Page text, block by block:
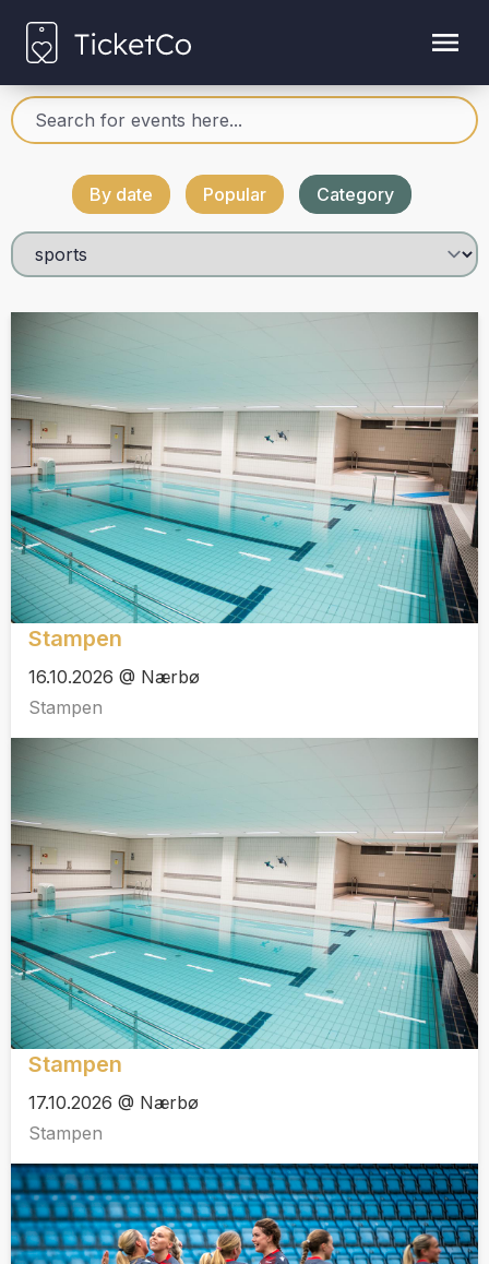
By date Popular Category
Stampen
16.10.2026 @ Nærbø
Stampen
Stampen
17.10.2026 @ Nærbø
Stampen